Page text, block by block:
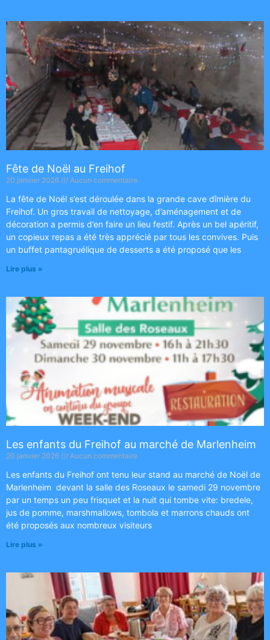
Fête de Noël au Freihof
20 janvier 2026 Aucun commentaire
La fête de Noël s’est déroulée dans la grande cave dîmière du
Freihof. Un gros travail de nettoyage, d’aménagement et de
décoration a permis d’en faire un lieu festif. Après un bel apéritif,
un copieux repas a été très apprécié par tous les convives. Puis
un buffet pantagruélique de desserts a été proposé que les
Lire plus »
Les enfants du Freihof au marché de Marlenheim
20 janvier 2026 Aucun commentaire
Les enfants du Freihof ont tenu leur stand au marché de Noël de
Marlenheim devant la salle des Roseaux le samedi 29 novembre
par un temps un peu frisquet et la nuit qui tombe vite: bredele,
jus de pomme, marshmallows, tombola et marrons chauds ont
été proposés aux nombreux visiteurs
Lire plus »